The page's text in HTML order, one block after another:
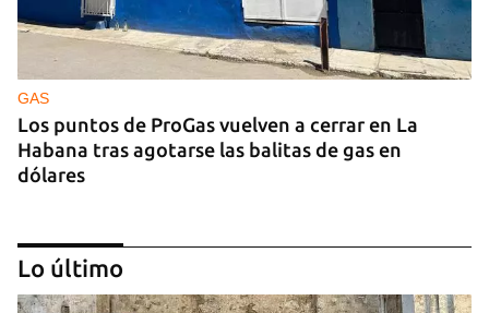
GAS
Los puntos de ProGas vuelven a cerrar en La
Habana tras agotarse las balitas de gas en
dólares
Lo último